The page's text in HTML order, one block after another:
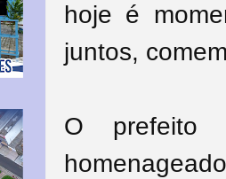
hoje é
juntos,
O prefeito